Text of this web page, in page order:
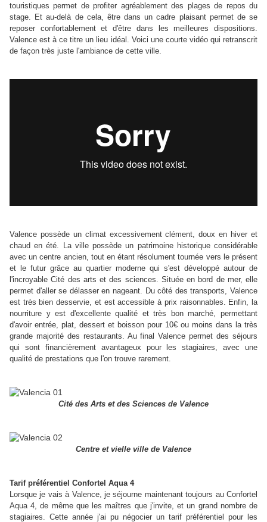
touristiques permet de profiter agréablement des plages de repos du
stage. Et au-delà de cela, être dans un cadre plaisant permet de se
reposer confortablement et d'être dans les meilleures dispositions.
Valence est à ce titre un lieu idéal. Voici une courte vidéo qui retranscrit
de façon très juste l'ambiance de cette ville.
Valence possède un climat excessivement clément, doux en hiver et
chaud en été. La ville possède un patrimoine historique considérable
avec un centre ancien, tout en étant résolument tournée vers le présent
et le futur grâce au quartier moderne qui s'est développé autour de
l'incroyable Cité des arts et des sciences. Située en bord de mer, elle
permet d'aller se délasser en nageant. Du côté des transports, Valence
est très bien desservie, et est accessible à prix raisonnables. Enfin, la
nourriture y est d'excellente qualité et très bon marché, permettant
d'avoir entrée, plat, dessert et boisson pour 10€ ou moins dans la très
grande majorité des restaurants. Au final Valence permet des séjours
qui sont financièrement avantageux pour les stagiaires, avec une
qualité de prestations que l'on trouve rarement.
Cité des Arts et des Sciences de Valence
Centre et vielle ville de Valence
Tarif préférentiel Confortel Aqua 4
Lorsque je vais à Valence, je séjourne maintenant toujours au Confortel
Aqua 4, de même que les maîtres que j'invite, et un grand nombre de
stagiaires. Cette année j'ai pu négocier un tarif préférentiel pour les